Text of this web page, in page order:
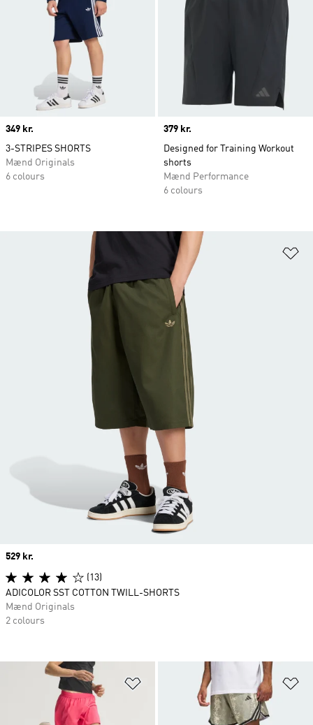
Price
349 kr.
3-STRIPES SHORTS
Mænd Originals
6 colours
Price
379 kr.
Designed for Training Workout
shorts
Mænd Performance
6 colours
Føj til ønskeliste
Price
529 kr.
(13)
ADICOLOR SST COTTON TWILL-SHORTS
Mænd Originals
2 colours